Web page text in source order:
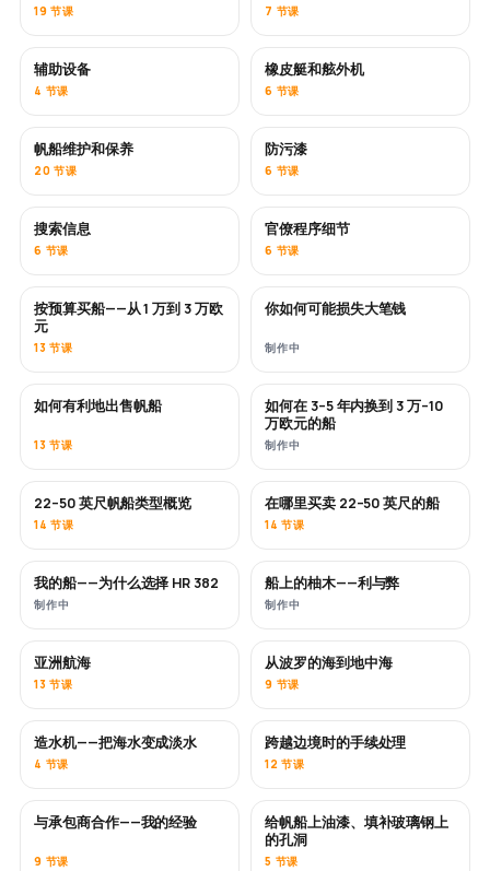
19 节课 7 节课
辅助设备
4 节课
橡皮艇和舷外机
6 节课
帆船维护和保养
20 节课
即将推出
防污漆
6 节课
搜索信息
6 节课
官僚程序细节
6 节课
即将推出
按预算买船——从 1 万到 3 万欧
元
13 节课
即将推出
你如何可能损失大笔钱
制作中
新内容
如何有利地出售帆船
13 节课
新内容
如何在 3–5 年内换到 3 万–10
万欧元的船
制作中
即将推出
22–50 英尺帆船类型概览
14 节课
即将推出
在哪里买卖 22–50 英尺的船
14 节课
即将推出
我的船——为什么选择 HR 382
制作中
即将推出
船上的柚木——利与弊
制作中
即将推出
亚洲航海
13 节课
即将推出
从波罗的海到地中海
9 节课
即将推出
造水机——把海水变成淡水
4 节课
跨越边境时的手续处理
12 节课
即将推出
与承包商合作——我的经验
9 节课
即将推出
给帆船上油漆、填补玻璃钢上
的孔洞
5 节课